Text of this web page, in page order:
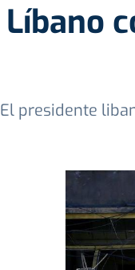
Líbano
El presidente